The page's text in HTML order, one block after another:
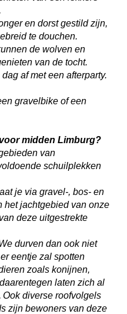
en dorst gestild zijn,
te douchen.
de wolven en
van de tocht.
af met een afterparty.
gravelbike of een
midden Limburg?
van
schuilplekken
je via gravel-, bos- en
het jachtgebied van onze
deze uitgestrekte
durven dan ook niet
eentje zal spotten
zoals konijnen,
laten zich al
diverse roofvolgels
zijn bewoners van deze